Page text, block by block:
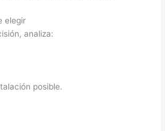
elegir
analiza:
posible.